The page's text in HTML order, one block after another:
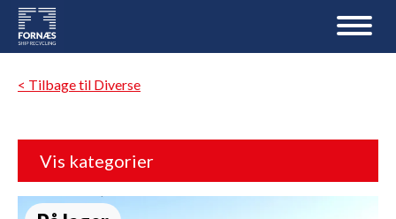
< Tilbage til Diverse
Vis kategorier